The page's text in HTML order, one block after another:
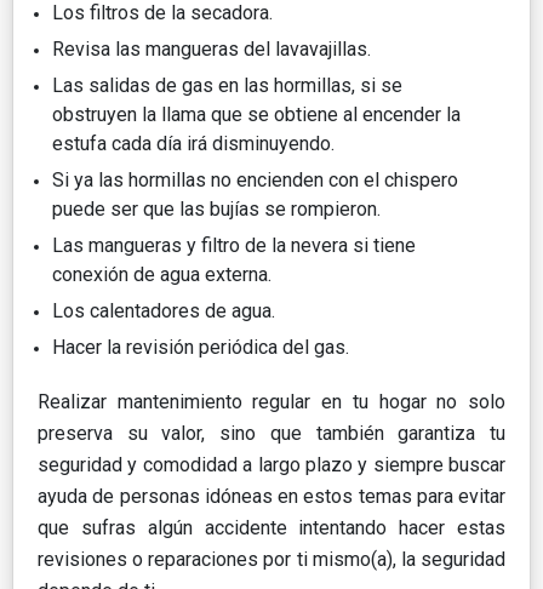
Los filtros de la secadora.
Revisa las mangueras del lavavajillas.
Las salidas de gas en las hormillas, si se
obstruyen la llama que se obtiene al encender la
estufa cada día irá disminuyendo.
Si ya las hormillas no encienden con el chispero
puede ser que las bujías se rompieron.
Las mangueras y filtro de la nevera si tiene
conexión de agua externa.
Los calentadores de agua.
Hacer la revisión periódica del gas.
Realizar mantenimiento regular en tu hogar no solo
preserva su valor, sino que también garantiza tu
seguridad y comodidad a largo plazo y siempre buscar
ayuda de personas idóneas en estos temas para evitar
que sufras algún accidente intentando hacer estas
revisiones o reparaciones por ti mismo(a), la seguridad